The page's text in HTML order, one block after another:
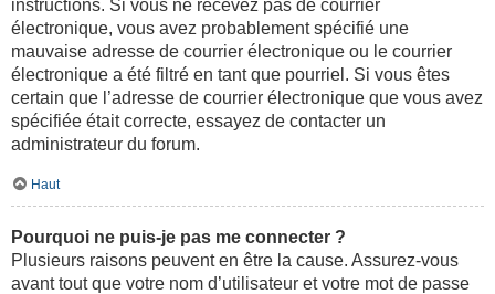
instructions. Si vous ne recevez pas de courrier
électronique, vous avez probablement spécifié une
mauvaise adresse de courrier électronique ou le courrier
électronique a été filtré en tant que pourriel. Si vous êtes
certain que l’adresse de courrier électronique que vous avez
spécifiée était correcte, essayez de contacter un
administrateur du forum.
Haut
Pourquoi ne puis-je pas me connecter ?
Plusieurs raisons peuvent en être la cause. Assurez-vous
avant tout que votre nom d’utilisateur et votre mot de passe